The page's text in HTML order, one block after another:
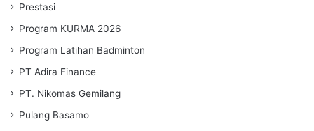
Prestasi
Program KURMA 2026
Program Latihan Badminton
PT Adira Finance
PT. Nikomas Gemilang
Pulang Basamo